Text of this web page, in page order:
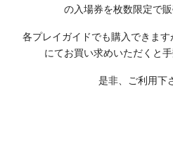
の入場券を枚数限定で販
各プレイガイドでも購入できま
にてお買い求めいただくと
是非、ご利用下